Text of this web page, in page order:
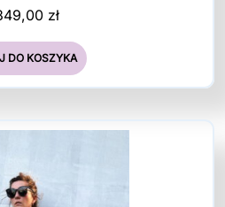
zł
DO KOSZYKA